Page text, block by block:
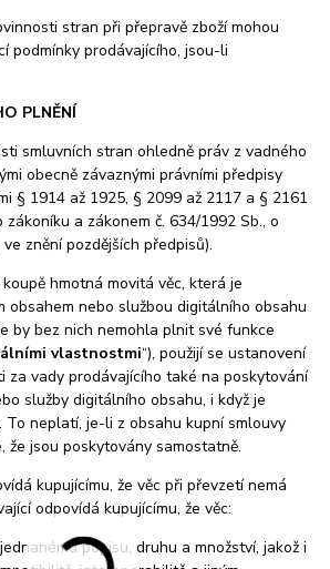
stran při přepravě zboží mohou
podmínky prodávajícího, jsou-li
PLNĚNÍ
smluvních stran ohledně práv z vadného
obecně závaznými právními předpisy
§ 1914 až 1925, § 2099 až 2117 a § 2161
zákoníku a zákonem č. 634/1992 Sb., o
znění pozdějších předpisů).
hmotná movitá věc, která je
obsahem nebo službou digitálního obsahu
by bez nich nemohla plnit své funkce
vlastnostmi“), použijí se ustanovení
za vady prodávajícího také na poskytování
služby digitálního obsahu, i když je
neplatí, je-li z obsahu kupní smlouvy
že jsou poskytovány samostatně.
kupujícímu, že věc při převzetí nemá
odpovídá kupujícímu, že věc:
popisu, druhu a množství, jakož i